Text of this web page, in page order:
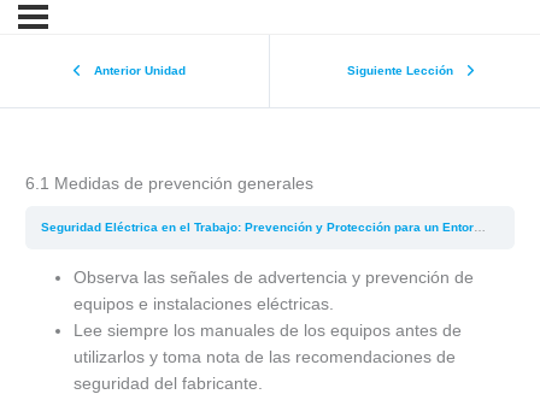
Anterior Unidad Siguiente Lección
6.1 Medidas de prevención generales
Observa las señales de advertencia y prevención de
equipos e instalaciones eléctricas.
Lee siempre los manuales de los equipos antes de
utilizarlos y toma nota de las recomendaciones de
seguridad del fabricante.